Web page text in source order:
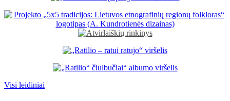
Visi leidiniai